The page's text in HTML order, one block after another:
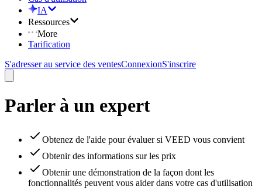
IA
Ressources
More
Tarification
S'adresser au service des ventesConnexionS'inscrire
Parler à un expert
Obtenez de l'aide pour évaluer si VEED vous convient
Obtenir des informations sur les prix
Obtenir une démonstration de la façon dont les
fonctionnalités peuvent vous aider dans votre cas d'utilisation